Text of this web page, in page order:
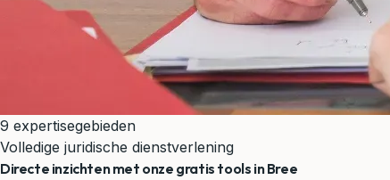
9 expertisegebieden
Volledige juridische dienstverlening
Directe inzichten met onze gratis tools in Bree